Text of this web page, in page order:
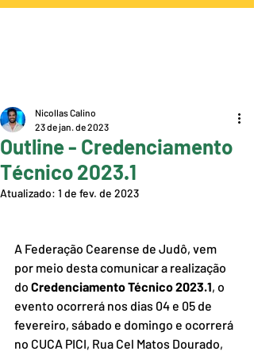
Outline - Credenciamento
Técnico 2023.1
Nicollas Calino
23 de jan. de 2023
Atualizado: 1 de fev. de 2023
A Federação Cearense de Judô, vem
por meio desta comunicar a realização
do Credenciamento Técnico 2023.1, o
evento ocorrerá nos dias 04 e 05 de
fevereiro, sábado e domingo e ocorrerá
no CUCA PICI, Rua Cel Matos Dourado,